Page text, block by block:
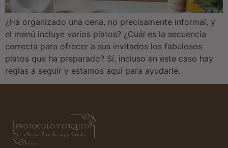
¿Ha organizado una cena, no precisamente informal, y
el menú incluye varios platos? ¿Cuál es la secuencia
correcta para ofrecer a sus invitados los fabulosos
platos que ha preparado? Sí, incluso en este caso hay
reglas a seguir y estamos aquí para ayudarle.